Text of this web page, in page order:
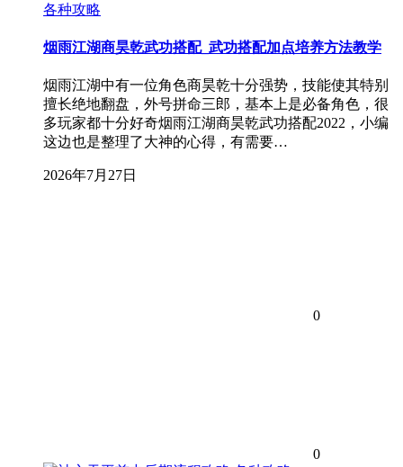
各种攻略
烟雨江湖商昊乾武功搭配_武功搭配加点培养方法教学
烟雨江湖中有一位角色商昊乾十分强势，技能使其特别
擅长绝地翻盘，外号拼命三郎，基本上是必备角色，很
多玩家都十分好奇烟雨江湖商昊乾武功搭配2022，小编
这边也是整理了大神的心得，有需要…
2026年7月27日
0
0